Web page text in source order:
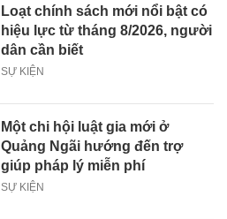
Loạt chính sách mới nổi bật có
hiệu lực từ tháng 8/2026, người
dân cần biết
SỰ KIỆN
Một chi hội luật gia mới ở
Quảng Ngãi hướng đến trợ
giúp pháp lý miễn phí
SỰ KIỆN